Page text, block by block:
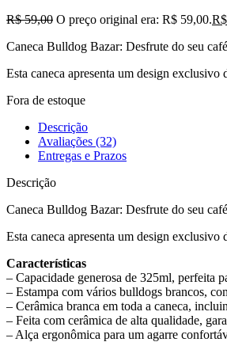
R$59,00 O preço original era: R$ 59,00.R$
Caneca Bulldog Bazar: Desfrute do seu
Esta caneca apresenta um design
Fora de estoque
Descrição
Avaliações (32)
Entregas e Prazos
Descrição
Caneca Bulldog Bazar: Desfrute do seu
Esta caneca apresenta um design exclusivo
Características
– Capacidade generosa de 325ml, perfeita
– Estampa com vários bulldogs brancos,
– Cerâmica branca em toda a caneca,
– Feita com cerâmica de alta qualidade,
– Alça ergonômica para um agarre